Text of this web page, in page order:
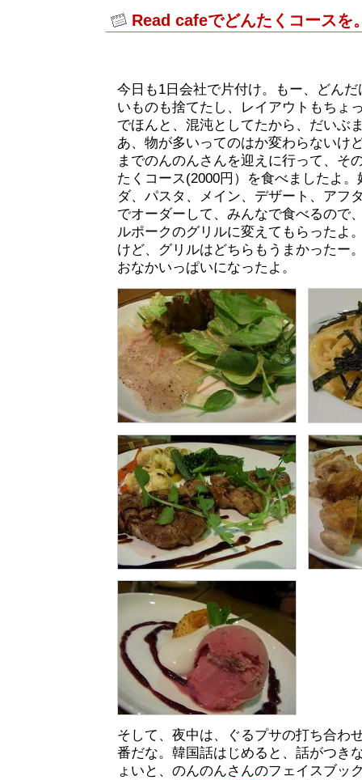
Read cafeでどんたくコースを
今日も1日会社で片付け。もー、どん
いものも捨てたし、レイアウトもちょ
でほんと、混沌としてたから、だいぶ
あ、物が多いってのはか変わらないけ
までのんのんさんを迎えに行って、そ
たくコース(2000円）を食べましたよ
ダ、パスタ、メイン、デザート、アフ
でオーダーして、みんなで食べるので
ルポークのグリルに変えてもらったよ
けど、グリルはどちらもうまかったー
おなかいっぱいになったよ。
そして、夜中は、ぐるプサの打ち合わ
番だな。韓国話はじめると、話がつき
ょいと、のんのんさんのフェイスブッ